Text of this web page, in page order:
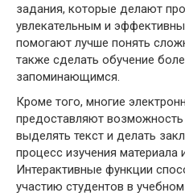
задания, которые делают
увлекательным и
помогают лучше понять
также сделать обучение
запоминающимся.
Кроме того, многие
предоставляют возможность
выделять текст и делать
процесс изучения материала
Интерактивные функции
участию студентов в